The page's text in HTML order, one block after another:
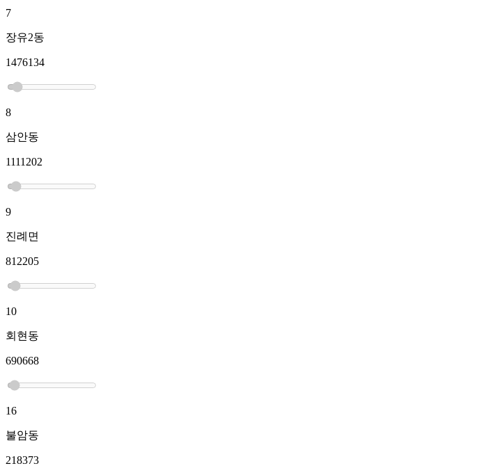
7
장유2동
1476134
8
삼안동
1111202
9
진례면
812205
10
회현동
690668
16
불암동
218373